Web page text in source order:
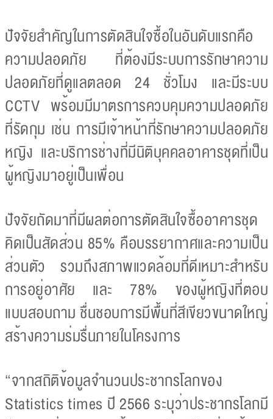
ปัจจัยสำคัญในการตัดสินใจซื้อในอันดับแรกคือ
ความปลอดภัย ที่ต้องมีระบบการรักษาความ
ปลอดภัยที่ดูแลตลอด 24 ชั่วโมง และมีระบบ
CCTV พร้อมมีมาตรการควบคุมความปลอดภัย
ที่รัดกุม เช่น การมีเจ้าหน้าที่รักษาความปลอดภัย
หญิง และบริการช่างที่มีนิติบุคคลอาคารชุดที่เป็น
ผู้หญิงมาอยู่เป็นเพื่อน
ปัจจัยถัดมาที่มีผลต่อการตัดสินใจซื้ออาคารชุด
คิดเป็นสัดส่วน 85% คือบรรยากาศและความเป็น
ส่วนตัว รวมถึงสภาพแวดล้อมที่ดีเหมาะสำหรับ
การอยู่อาศัย และ 78% ของผู้หญิงที่ตอบ
แบบสอบถาม ชื่นชอบการมีพื้นที่สีเขียวขนาดใหญ่
สร้างความร่มรื่นภายในโครงการ
“จากสถิติข้อมูลจำนวนประชากรโลกของ
Statistics times ปี 2566 ระบุว่าประชากรโลกมี